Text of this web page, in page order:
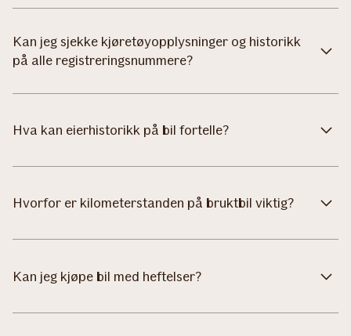
Kan jeg sjekke kjøretøyopplysninger og historikk
på alle registreringsnummere?
Hva kan eierhistorikk på bil fortelle?
Hvorfor er kilometerstanden på bruktbil viktig?
Kan jeg kjøpe bil med heftelser?